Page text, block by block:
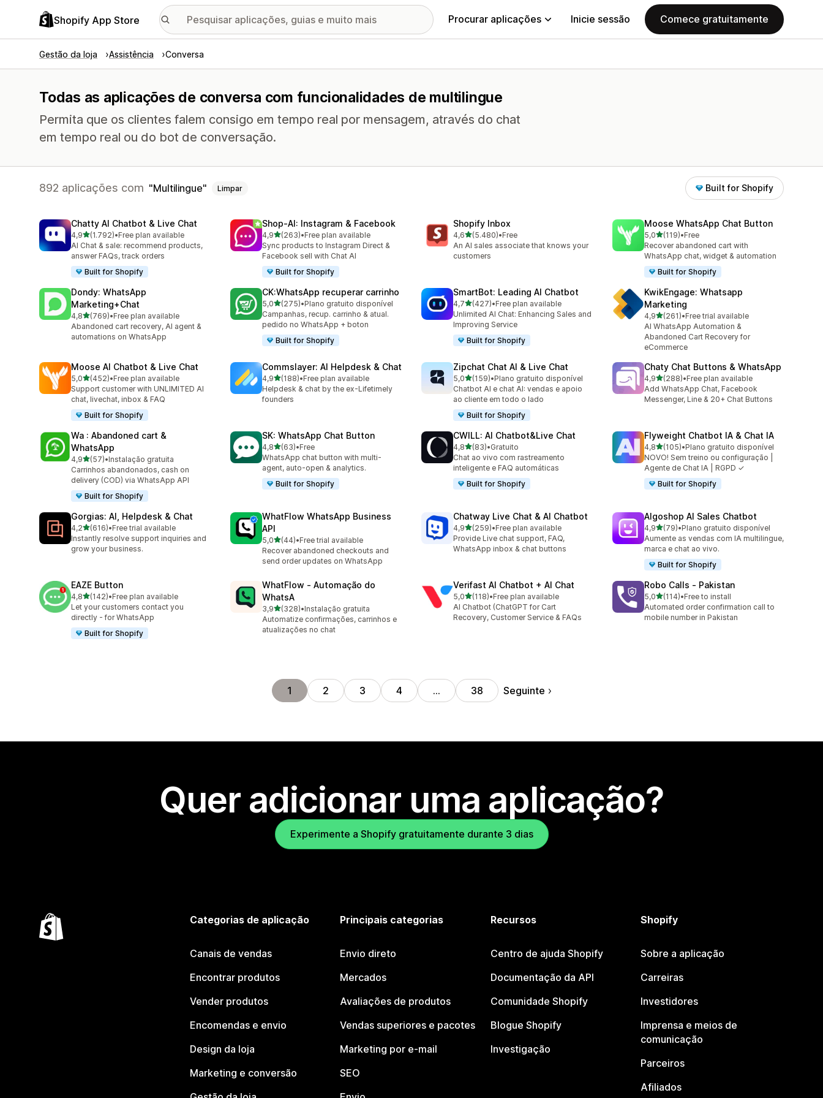
Shopify App Store Procurar aplicações Inicie sessão Comece gratuitamente
Gestão da loja Assistência Conversa
Todas as aplicações de conversa com funcionalidades de multilingue
Permita que os clientes falem consigo em tempo real por mensagem, através do chat
em tempo real ou do bot de conversação.
892 aplicações com Multilingue Limpar Built for Shopify
Chatty AI Chatbot & Live Chat
4,9de 5 estrelas
(1.792)
1792 total de avaliações
•Free plan available
AI Chat & sale: recommend products,
answer FAQs, track orders
Built for Shopify
Shop‑AI: Instagram & Facebook
4,9de 5 estrelas
(263)
263 total de avaliações
•Free plan available
Sync products to Instagram Direct &
Facebook sell with Chat AI
Built for Shopify
Shopify Inbox
4,6de 5 estrelas
(5.480)
5480 total de avaliações
•Free
An AI sales associate that knows your
customers
Moose WhatsApp Chat Button
5,0de 5 estrelas
(119)
119 total de avaliações
•Free
Recover abandoned cart with
WhatsApp chat, widget & automation
Built for Shopify
Dondy: WhatsApp
Marketing+Chat
4,8de 5 estrelas
(769)
769 total de avaliações
•Free plan available
Abandoned cart recovery, AI agent &
automations on WhatsApp
CK:WhatsApp recuperar carrinho
5,0de 5 estrelas
(275)
275 total de avaliações
•Plano gratuito disponível
Campanhas, recup. carrinho & atual.
pedido no WhatsApp + boton
Built for Shopify
SmartBot: Leading AI Chatbot
4,7de 5 estrelas
(427)
427 total de avaliações
•Free plan available
Unlimited AI Chat: Enhancing Sales and
Improving Service
Built for Shopify
KwikEngage: Whatsapp
Marketing
4,9de 5 estrelas
(261)
261 total de avaliações
•Free trial available
AI WhatsApp Automation &
Abandoned Cart Recovery for
eCommerce
Moose AI Chatbot & Live Chat
5,0de 5 estrelas
(452)
452 total de avaliações
•Free plan available
Support customer with UNLIMITED AI
chat, livechat, inbox & FAQ
Built for Shopify
Commslayer: AI Helpdesk & Chat
4,9de 5 estrelas
(188)
188 total de avaliações
•Free plan available
Helpdesk & chat by the ex-Lifetimely
founders
Zipchat Chat AI & Live Chat
5,0de 5 estrelas
(159)
159 total de avaliações
•Plano gratuito disponível
Chatbot AI e chat AI: vendas e apoio
ao cliente em todo o lado
Built for Shopify
Chaty Chat Buttons & WhatsApp
4,9de 5 estrelas
(288)
288 total de avaliações
•Free plan available
Add WhatsApp Chat, Facebook
Messenger, Line & 20+ Chat Buttons
Wa : Abandoned cart &
WhatsApp
4,9de 5 estrelas
(57)
57 total de avaliações
•Instalação gratuita
Carrinhos abandonados, cash on
delivery (COD) via WhatsApp API
Built for Shopify
SK: WhatsApp Chat Button
4,8de 5 estrelas
(63)
63 total de avaliações
•Free
WhatsApp chat button with multi-
agent, auto-open & analytics.
Built for Shopify
CWILL: AI Chatbot&Live Chat
4,8de 5 estrelas
(83)
83 total de avaliações
•Gratuito
Chat ao vivo com rastreamento
inteligente e FAQ automáticas
Built for Shopify
Flyweight Chatbot IA & Chat IA
4,8de 5 estrelas
(105)
105 total de avaliações
•Plano gratuito disponível
NOVO! Sem treino ou configuração |
Agente de Chat IA | RGPD ✓
Built for Shopify
Gorgias: AI, Helpdesk & Chat
4,2de 5 estrelas
(616)
616 total de avaliações
•Free trial available
Instantly resolve support inquiries and
grow your business.
WhatFlow WhatsApp Business
API
5,0de 5 estrelas
(44)
44 total de avaliações
•Free trial available
Recover abandoned checkouts and
send order updates on WhatsApp
Chatway Live Chat & AI Chatbot
4,9de 5 estrelas
(259)
259 total de avaliações
•Free plan available
Provide Live chat support, FAQ,
WhatsApp inbox & chat buttons
Algoshop AI Sales Chatbot
4,9de 5 estrelas
(79)
79 total de avaliações
•Plano gratuito disponível
Aumente as vendas com IA multilingue,
marca e chat ao vivo.
Built for Shopify
EAZE Button
4,8de 5 estrelas
(142)
142 total de avaliações
•Free plan available
Let your customers contact you
directly - for WhatsApp
Built for Shopify
WhatFlow ‑ Automação do
WhatsA
3,9de 5 estrelas
(328)
328 total de avaliações
•Instalação gratuita
Automatize confirmações, carrinhos e
atualizações no chat
Verifast AI Chatbot + AI Chat
5,0de 5 estrelas
(118)
118 total de avaliações
•Free plan available
AI Chatbot (ChatGPT for Cart
Recovery, Customer Service & FAQs
Robo Calls ‑ Pakistan
5,0de 5 estrelas
(114)
114 total de avaliações
•Free to install
Automated order confirmation call to
mobile number in Pakistan
1 2 3 4 … 38 Seguinte
Quer adicionar uma aplicação?
Experimente a Shopify gratuitamente durante 3 dias
Categorias de aplicação
Canais de vendas
Encontrar produtos
Vender produtos
Encomendas e envio
Design da loja
Marketing e conversão
Principais categorias
Envio direto
Mercados
Avaliações de produtos
Vendas superiores e pacotes
Marketing por e-mail
SEO
Recursos
Centro de ajuda Shopify
Documentação da API
Comunidade Shopify
Blogue Shopify
Investigação
Shopify
Sobre a aplicação
Carreiras
Investidores
Imprensa e meios de
comunicação
Parceiros
Afiliados